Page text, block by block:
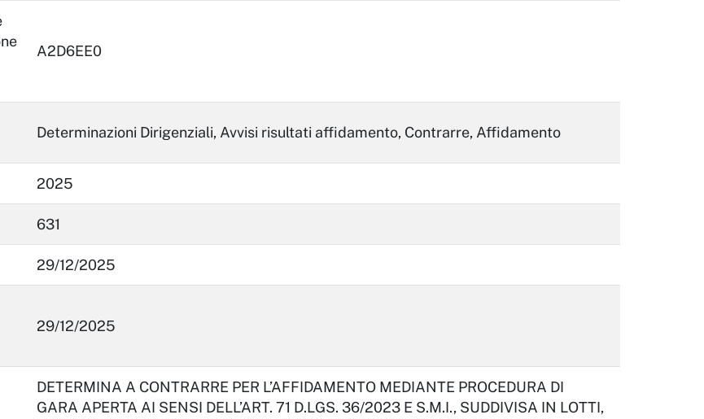
A2D6EE0
Determinazioni Dirigenziali, Avvisi risultati affidamento, Contrarre, Affidamento
2025
631
29/12/2025
29/12/2025
DETERMINA A CONTRARRE PER L’AFFIDAMENTO MEDIANTE PROCEDURA DI
GARA APERTA AI SENSI DELL’ART. 71 D.LGS. 36/2023 E S.M.I., SUDDIVISA IN LOTTI,